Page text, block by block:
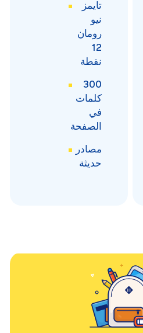
تايمز
نيو
رومان
12
نقطة
300
كلمات
في
الصفحة
مصادر
حديثة